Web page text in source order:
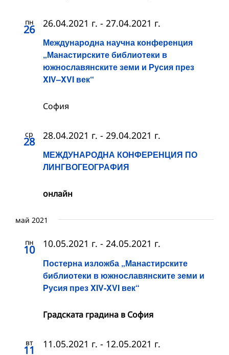
пн
26
Международна научна конференция
„Манастирските библиотеки в
южнославянските земи и Русия през
XIV–XVI век“
26.04.2021 г. - 27.04.2021 г.
София
ср
28
МЕЖДУНАРОДНА КОНФЕРЕНЦИЯ ПО
ЛИНГВОГЕОГРАФИЯ
28.04.2021 г. - 29.04.2021 г.
онлайн
май 2021
пн
10
Постерна изложба „Манастирските
библиотеки в южнославянските земи и
Русия през XIV-XVI век“
10.05.2021 г. - 24.05.2021 г.
Градската градина в София
вт
11 11.05.2021 г. - 12.05.2021 г.